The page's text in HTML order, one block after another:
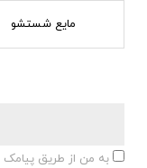
مایع شستشو
به من از طریق پیامک